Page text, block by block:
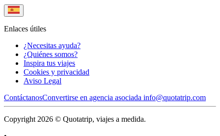
Enlaces útiles
¿Necesitas ayuda?
¿Quiénes somos?
Inspira tus viajes
Cookies y privacidad
Aviso Legal
ContáctanosConvertirse en agencia asociada info@quotatrip.com
Copyright 2026 © Quotatrip, viajes a medida.